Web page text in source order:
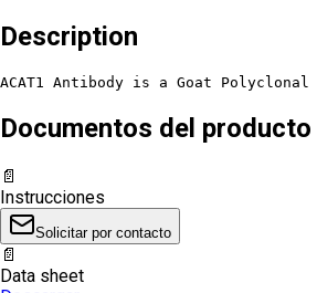
Description
ACAT1 Antibody is a Goat Polyclonal
Documentos del producto
📄
Instrucciones
Solicitar por contacto
📄
Data sheet